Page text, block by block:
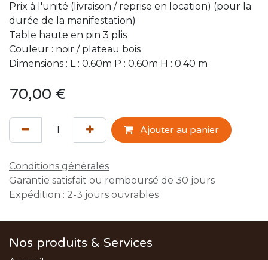
Prix à l'unité (livraison / reprise en location) (pour la
durée de la manifestation)
Table haute en pin 3 plis
Couleur : noir / plateau bois
Dimensions : L : 0.60m P : 0.60m H : 0.40 m
70,00 €
Ajouter au panier
Conditions générales
Garantie satisfait ou remboursé de 30 jours
Expédition : 2-3 jours ouvrables
Nos produits & Services